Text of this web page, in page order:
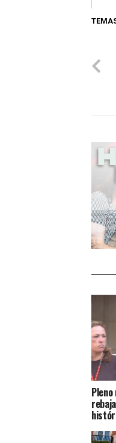
Pleno